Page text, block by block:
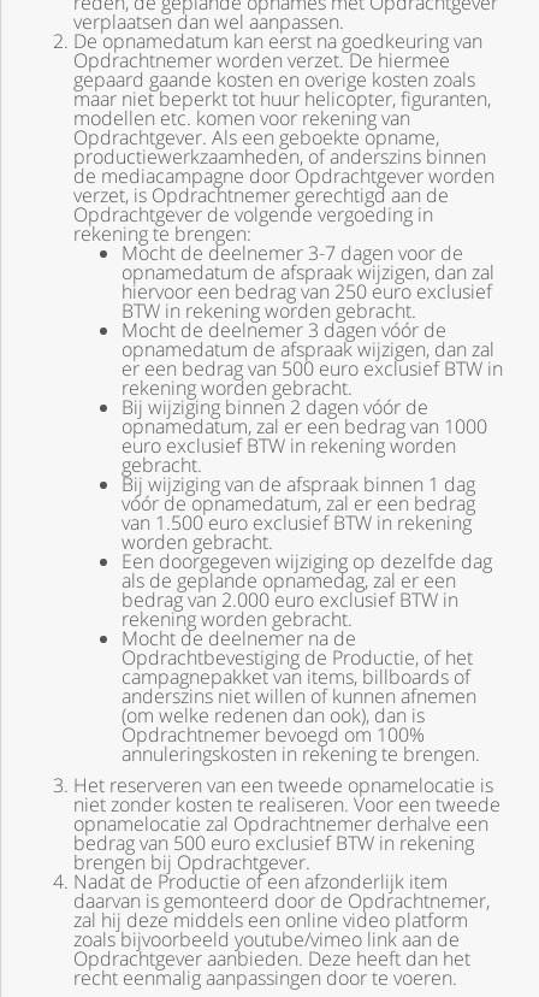
verplaatsen dan wel aanpassen.
De opnamedatum kan eerst na goedkeuring van
Opdrachtnemer worden verzet. De hiermee
gepaard gaande kosten en overige kosten zoals
maar niet beperkt tot huur helicopter, figuranten,
modellen etc. komen voor rekening van
Opdrachtgever. Als een geboekte opname,
productiewerkzaamheden, of anderszins binnen
de mediacampagne door Opdrachtgever worden
verzet, is Opdrachtnemer gerechtigd aan de
Opdrachtgever de volgende vergoeding in
rekening te brengen:
Mocht de deelnemer 3-7 dagen voor de
opnamedatum de afspraak wijzigen, dan zal
hiervoor een bedrag van 250 euro exclusief
BTW in rekening worden gebracht.
Mocht de deelnemer 3 dagen vóór de
opnamedatum de afspraak wijzigen, dan zal
er een bedrag van 500 euro exclusief BTW in
rekening worden gebracht.
Bij wijziging binnen 2 dagen vóór de
opnamedatum, zal er een bedrag van 1000
euro exclusief BTW in rekening worden
gebracht.
Bij wijziging van de afspraak binnen 1 dag
vóór de opnamedatum, zal er een bedrag
van 1.500 euro exclusief BTW in rekening
worden gebracht.
Een doorgegeven wijziging op dezelfde dag
als de geplande opnamedag, zal er een
bedrag van 2.000 euro exclusief BTW in
rekening worden gebracht.
Mocht de deelnemer na de
Opdrachtbevestiging de Productie, of het
campagnepakket van items, billboards of
anderszins niet willen of kunnen afnemen
(om welke redenen dan ook), dan is
Opdrachtnemer bevoegd om 100%
annuleringskosten in rekening te brengen.
Het reserveren van een tweede opnamelocatie is
niet zonder kosten te realiseren. Voor een tweede
opnamelocatie zal Opdrachtnemer derhalve een
bedrag van 500 euro exclusief BTW in rekening
brengen bij Opdrachtgever.
Nadat de Productie of een afzonderlijk item
daarvan is gemonteerd door de Opdrachtnemer,
zal hij deze middels een online video platform
zoals bijvoorbeeld youtube/vimeo link aan de
Opdrachtgever aanbieden. Deze heeft dan het
recht eenmalig aanpassingen door te voeren.